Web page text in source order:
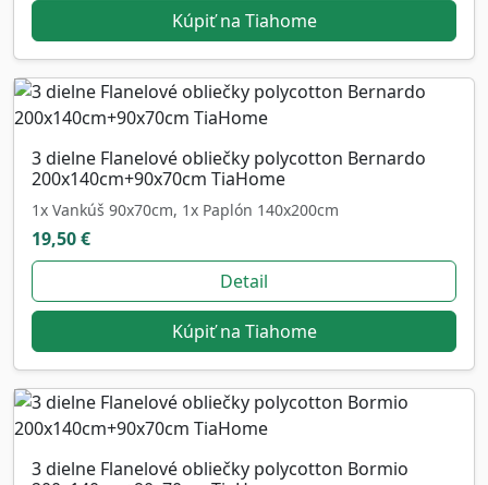
Kúpiť na Tiahome
3 dielne Flanelové obliečky polycotton Bernardo
200x140cm+90x70cm TiaHome
1x Vankúš 90x70cm, 1x Paplón 140x200cm
19,50 €
Detail
Kúpiť na Tiahome
3 dielne Flanelové obliečky polycotton Bormio